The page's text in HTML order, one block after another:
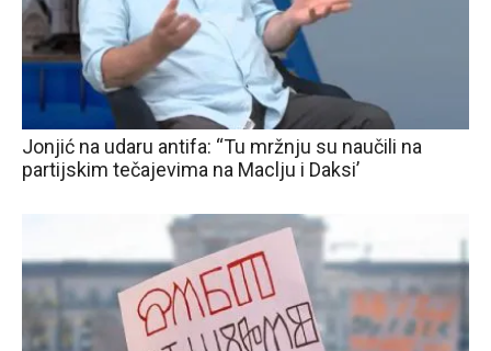
Jonjić na udaru antifa: “Tu mržnju su naučili na
partijskim tečajevima na Maclju i Daksi’